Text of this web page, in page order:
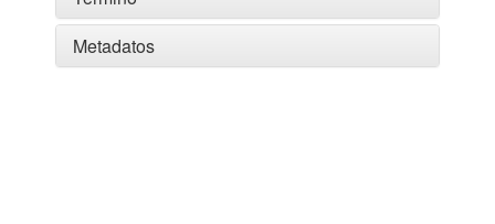
Metadatos